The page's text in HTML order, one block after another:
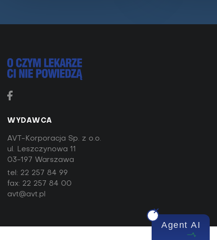
Dieta alkaliczna pomocna w walce z
Zakwaszająca dieta może prowadzić do cukrzycy
Agent AI
WYDAWCA
AVT-Korporacja Sp. z o.o.
ul. Leszczynowa 11
03-197 Warszawa
tel: 22 257 84 99
fax: 22 257 84 00
avt@avt.pl